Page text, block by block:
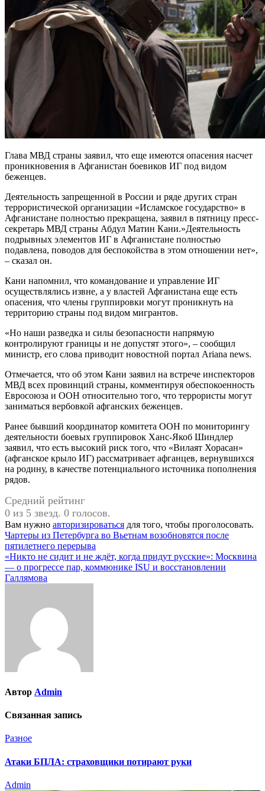
Глава МВД страны заявил, что еще имеются опасения насчет
проникновения в Афганистан боевиков ИГ под видом
беженцев.
Деятельность запрещенной в России и ряде других стран
террористической организации «Исламское государство» в
Афганистане полностью прекращена, заявил в пятницу пресс-
секретарь МВД страны Абдул Матин Кани.»Деятельность
подрывных элементов ИГ в Афганистане полностью
подавлена, поводов для беспокойства в этом отношении нет»,
– сказал он.
Кани напомнил, что командование и управление ИГ
осуществлялись извне, а у властей Афганистана еще есть
опасения, что члены группировки могут проникнуть на
территорию страны под видом мигрантов.
«Но наши разведка и силы безопасности напрямую
контролируют границы и не допустят этого», – сообщил
министр, его слова приводит новостной портал Ariana news.
Отмечается, что об этом Кани заявил на встрече инспекторов
МВД всех провинций страны, комментируя обеспокоенность
Евросоюза и ООН относительно того, что террористы могут
заниматься вербовкой афганских беженцев.
Ранее бывший координатор комитета ООН по мониторингу
деятельности боевых группировок Ханс-Якоб Шиндлер
заявил, что есть высокий риск того, что «Вилаят Хорасан»
(афганское крыло ИГ) рассматривает афганцев, вернувшихся
на родину, в качестве потенциального источника пополнения
рядов.
Средний рейтинг
0 из 5 звезд. 0 голосов.
Вам нужно авторизироваться для того, чтобы проголосовать.
Навигация
по
записям
Чартеры из Петербурга во Вьетнам возобновятся после
пятилетнего перерыва
«Никто не сидит и не ждёт, когда придут русские»: Москвина
— о прогрессе пар, коммюнике ISU и восстановлении
Галлямова
Автор Admin
Связанная запись
Разное
Атаки БПЛА: страховщики потирают руки
Admin